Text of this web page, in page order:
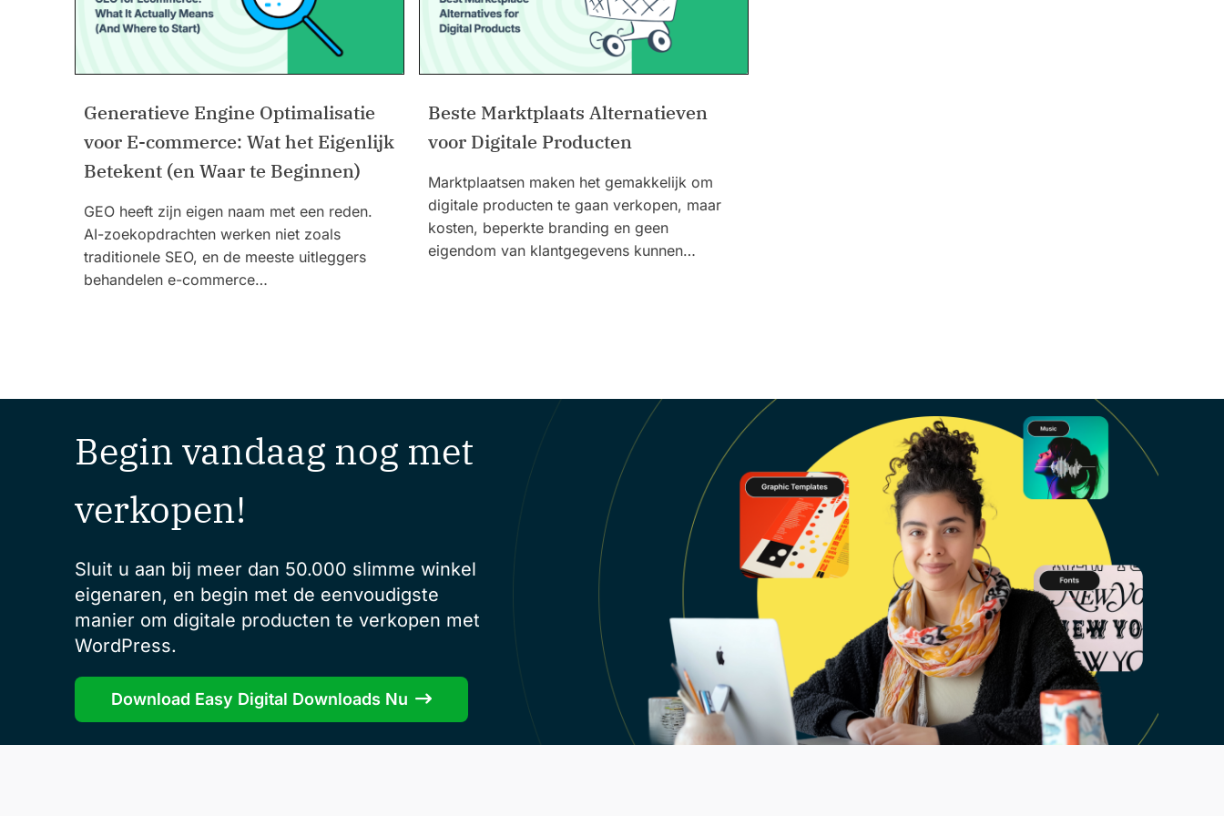
Generatieve Engine Optimalisatie
voor E-commerce: Wat het Eigenlijk
Betekent (en Waar te Beginnen)
GEO heeft zijn eigen naam met een reden.
AI-zoekopdrachten werken niet zoals
traditionele SEO, en de meeste uitleggers
behandelen e-commerce…
Beste Marktplaats Alternatieven
voor Digitale Producten
Marktplaatsen maken het gemakkelijk om
digitale producten te gaan verkopen, maar
kosten, beperkte branding en geen
eigendom van klantgegevens kunnen…
Begin vandaag nog met
verkopen!
Sluit u aan bij meer dan 50.000 slimme winkel
eigenaren, en begin met de eenvoudigste
manier om digitale producten te verkopen met
WordPress.
Download Easy Digital Downloads Nu